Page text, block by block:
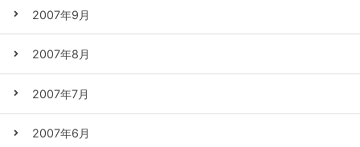
2007年9月
2007年8月
2007年7月
2007年6月